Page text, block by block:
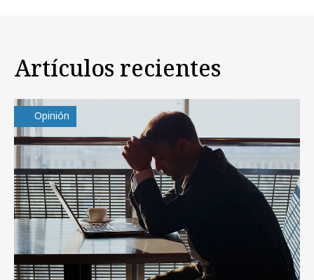
Artículos recientes
Opinión